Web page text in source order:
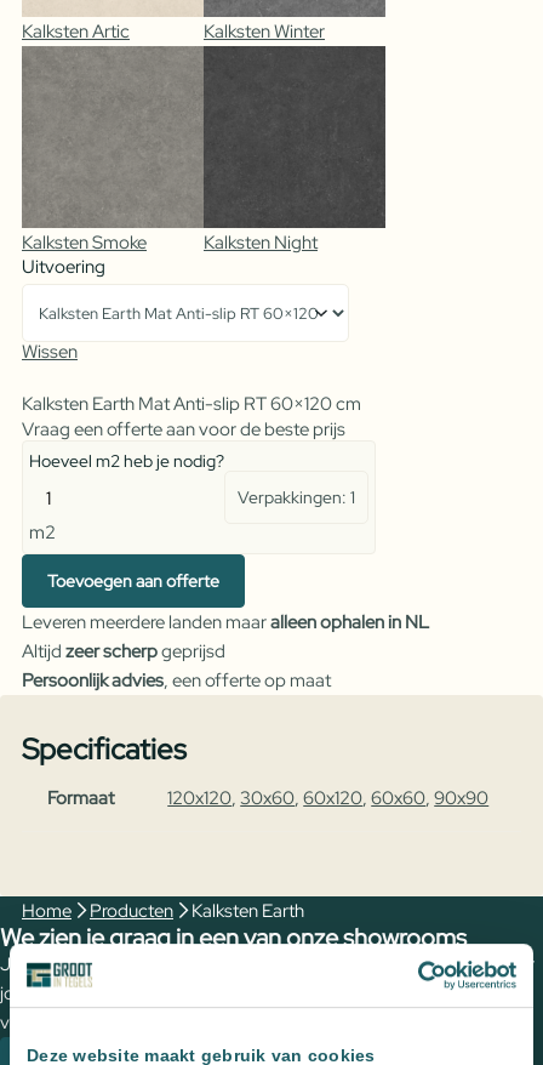
Deze website maakt gebruik van cookies
Kalksten Artic Kalksten Winter
Kalksten Smoke
Kalksten Night
Uitvoering
Wissen
Kalksten Earth Mat Anti-slip RT 60×120 cm
Vraag een offerte aan voor de beste prijs
Kalksten
Earth
aantal
Hoeveel m2 heb je nodig?
m2
Verpakkingen: 1
Toevoegen aan offerte
Leveren meerdere landen maaralleen ophalen in NL
Altijd zeer scherpgeprijsd
Persoonlijk advies, een offerte op maat
Specificaties
Formaat 120x120,30x60,60x120,60x60,90x90
Home Producten Kalksten Earth
We zien je graag in een van onze showrooms
Jouw wensen op papier zetten en de perfecte tegels uitzoeken voor
jouw (buiten)ruimte? Plan een vrijblijvende kennismaking met een
van onze adviseurs om de mogelijkheden te bespreken.